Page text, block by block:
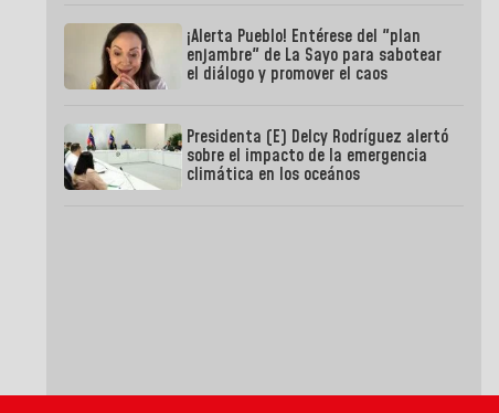
¡Alerta Pueblo! Entérese del "plan
enjambre" de La Sayo para sabotear
el diálogo y promover el caos
Presidenta (E) Delcy Rodríguez alertó
sobre el impacto de la emergencia
climática en los oceános